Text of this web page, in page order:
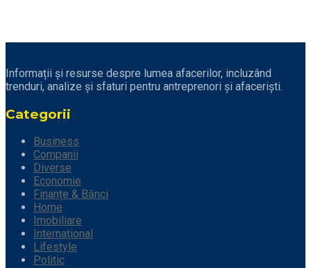
Informații și resurse despre lumea afacerilor, incluzând
trenduri, analize și sfaturi pentru antreprenori și afaceriști.
Categorii
Business
Companii
Diverse
Economie
Finanțe & Bănci
Home
Imobiliare
Internațional
Lifestyle
Politic